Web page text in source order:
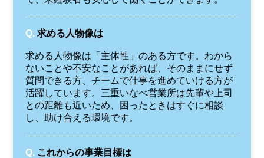
Q. 求める人物像は
求める人物像は「主体性」のある方です。わから
ないことや不安なことがあれば、そのままにせず
質問できる方、チームで仕事を進めていける方が
活躍しています。三重いなべ営業所は先輩や上司
との距離も近いため、困ったときはすぐに相談
し、助け合える環境です。
Q. これからの事業目標は